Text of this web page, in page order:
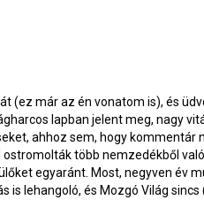
(ez már az én vonatom is), és
lapban jelent meg, nagy
ahhoz sem, hogy kommentár
több nemzedékből
egyaránt. Most, negyven év
is lehangoló, és Mozgó Világ